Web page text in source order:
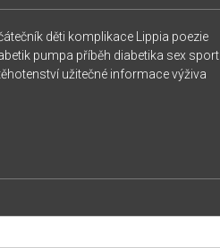
děti komplikace Lippia poezie
pumpa příběh diabetika sex sport
užitečné informace výživa